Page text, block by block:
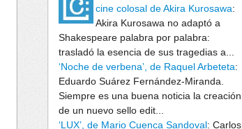
cine colosal de Akira Kurosawa:
Akira Kurosawa no adaptó a
Shakespeare palabra por palabra:
trasladó la esencia de sus tragedias a...
‘Noche de verbena’, de Raquel Arbeteta:
Eduardo Suárez Fernández-Miranda.
Siempre es una buena noticia la creación
de un nuevo sello edit...
‘LUX’, de Mario Cuenca Sandoval:Carlos